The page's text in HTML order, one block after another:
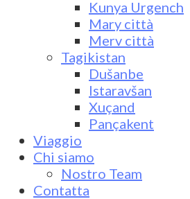
Kunya Urgench
Mary città
Merv città
Tagikistan
Dušanbe
Istaravšan
Xuçand
Pançakent
Viaggio
Chi siamo
Nostro Team
Contatta